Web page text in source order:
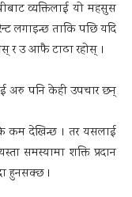
व्यक्तिलाई यो महसुस
लगाइन्छ ताकि पछि यदि
र उ आफै टाढा रहोस् ।
अरु पनि केही उपचार छन्
कम देखिन्छ । तर यसलाई
समस्यामा शक्ति प्रदान
हुनसक्छ ।